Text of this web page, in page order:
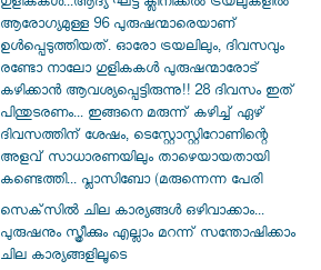
ആരോഗ്യമുള്ള 96 പുരുഷന്മാരെയാണ്
ഉള്‍പ്പെടുത്തിയത്. ഓരോ ട്രയലിലും, ദിവസവും
രണ്ടോ നാലോ ഗുളികകള്‍ പുരുഷന്മാരോട്
കഴിക്കാന്‍ ആവശ്യപ്പെട്ടിരുന്നു!! 28 ദിവസം ഇത്
പിന്തുടരണം... ഇങ്ങനെ മരുന്ന് കഴിച്ച്‌ ഏഴ്
ദിവസത്തിന് ശേഷം, ടെസ്റ്റോസ്റ്റിറോണിന്റെ
അളവ് സാധാരണയിലും താഴെയായതായി
കണ്ടെത്തി... പ്ലാസിബോ (മരുന്നെന്ന പേരി
സെക്‌സില്‍ ചില കാര്യങ്ങള്‍ ഒഴിവാക്കാം...
പുരുഷനും സ്ത്രീക്കും എല്ലാം മറന്ന് സന്തോഷിക്കാം
ചില കാര്യങ്ങളിലൂടെ